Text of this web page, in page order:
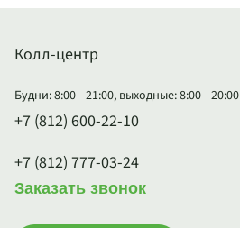
Колл-центр
Будни: 8:00—21:00, выходные: 8:00—20:00
+7 (812) 600-22-10
+7 (812) 777-03-24
Заказать звонок